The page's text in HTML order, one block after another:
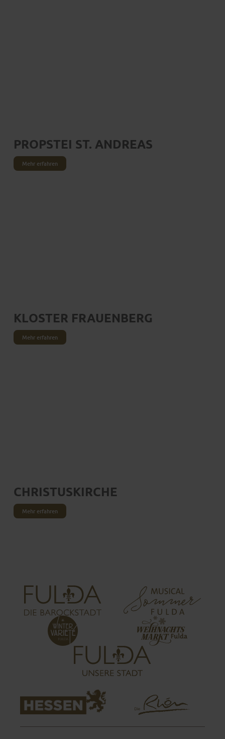
PROPSTEI ST. ANDREAS
Mehr erfahren
KLOSTER FRAUENBERG
Mehr erfahren
CHRISTUSKIRCHE
Mehr erfahren